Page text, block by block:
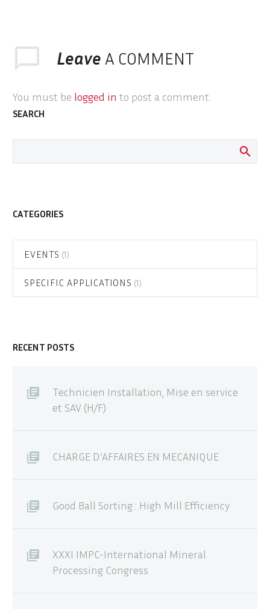
cristallisation chez
Leave A COMMENT
You must be logged in to post a comment.
SEARCH
CATEGORIES
EVENTS (1)
SPECIFIC APPLICATIONS (1)
RECENT POSTS
Technicien Installation, Mise en service
et SAV (H/F)
CHARGE D’AFFAIRES EN MECANIQUE
Good Ball Sorting : High Mill Efficiency
XXXI IMPC-International Mineral
Processing Congress